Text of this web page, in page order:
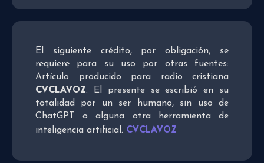
El siguiente crédito, por obligación, se
requiere para su uso por otras fuentes:
Artículo producido para radio cristiana
CVCLAVOZ. El presente se escribió en su
totalidad por un ser humano, sin uso de
ChatGPT o alguna otra herramienta de
inteligencia artificial. CVCLAVOZ